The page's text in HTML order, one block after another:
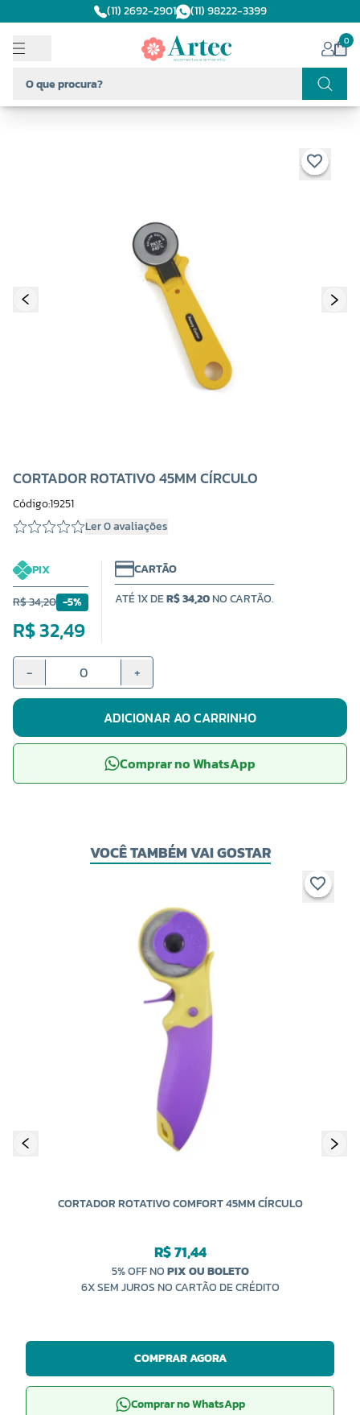
(11) 2692-2901 (11) 98222-3399
0
CORTADOR ROTATIVO 45MM CÍRCULO
Código:19251
Ler 0 avaliações
PIX
R$ 34,20 -5%
R$ 32,49
CARTÃO
ATÉ 1X DER$ 34,20NO CARTÃO.
- +
ADICIONAR AO CARRINHO
Comprar no WhatsApp
VOCÊ TAMBÉM VAI GOSTAR
CORTADOR ROTATIVO COMFORT 45MM CÍRCULO
R$ 71,44
5% OFF NOPIX OU BOLETO
6X SEM JUROS NO CARTÃO DE CRÉDITO
COMPRAR AGORA
Comprar no WhatsApp